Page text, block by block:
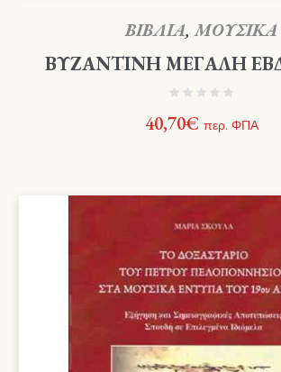
ΒΙΒΛΙΑ,ΜΟΥΣΙΚΑ
ΒΥΖΑΝΤΙΝΗ ΜΕΓΑΛΗ
40,70€ περ. ΦΠΑ